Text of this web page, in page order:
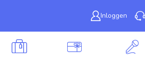
Inloggen